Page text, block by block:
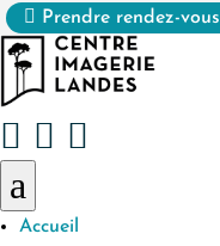
 Prendre rendez-vous
  
a
Accueil